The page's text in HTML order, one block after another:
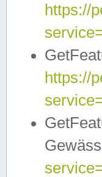
https://
https://